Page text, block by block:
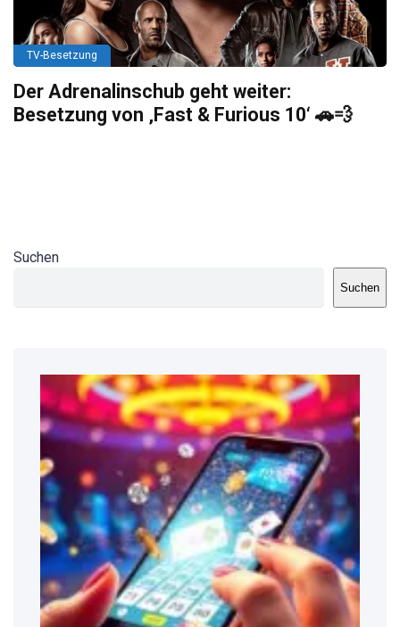
TV-Besetzung
Der Adrenalinschub geht weiter:
Besetzung von ‚Fast & Furious 10‘ 🚗💨
Suchen
Suchen